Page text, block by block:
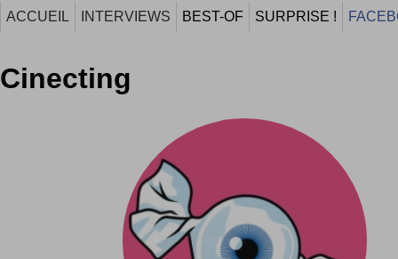
ACCUEIL INTERVIEWS BEST-OF SURPRISE !
Cinecting